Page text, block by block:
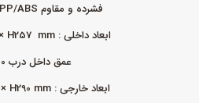
فشرده و مقاوم PP/ABS بوده و دارای
ابعاد داخلی : L525 × W400 × H257 mm
عمق داخل درب 30 mm
ابعاد خارجی : L556 × W470 × H290 mm